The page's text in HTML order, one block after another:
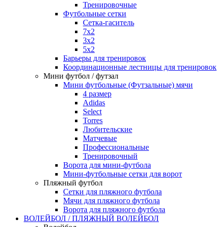
Тренировочные
Футбольные сетки
Сетка-гаситель
7x2
3х2
5х2
Барьеры для тренировок
Координационные лестницы для тренировок
Мини футбол / футзал
Мини футбольные (Футзальные) мячи
4 размер
Adidas
Select
Torres
Любительские
Матчевые
Профессиональные
Тренировочный
Ворота для мини-футбола
Мини-футбольные сетки для ворот
Пляжный футбол
Сетки для пляжного футбола
Мячи для пляжного футбола
Ворота для пляжного футбола
ВОЛЕЙБОЛ / ПЛЯЖНЫЙ ВОЛЕЙБОЛ